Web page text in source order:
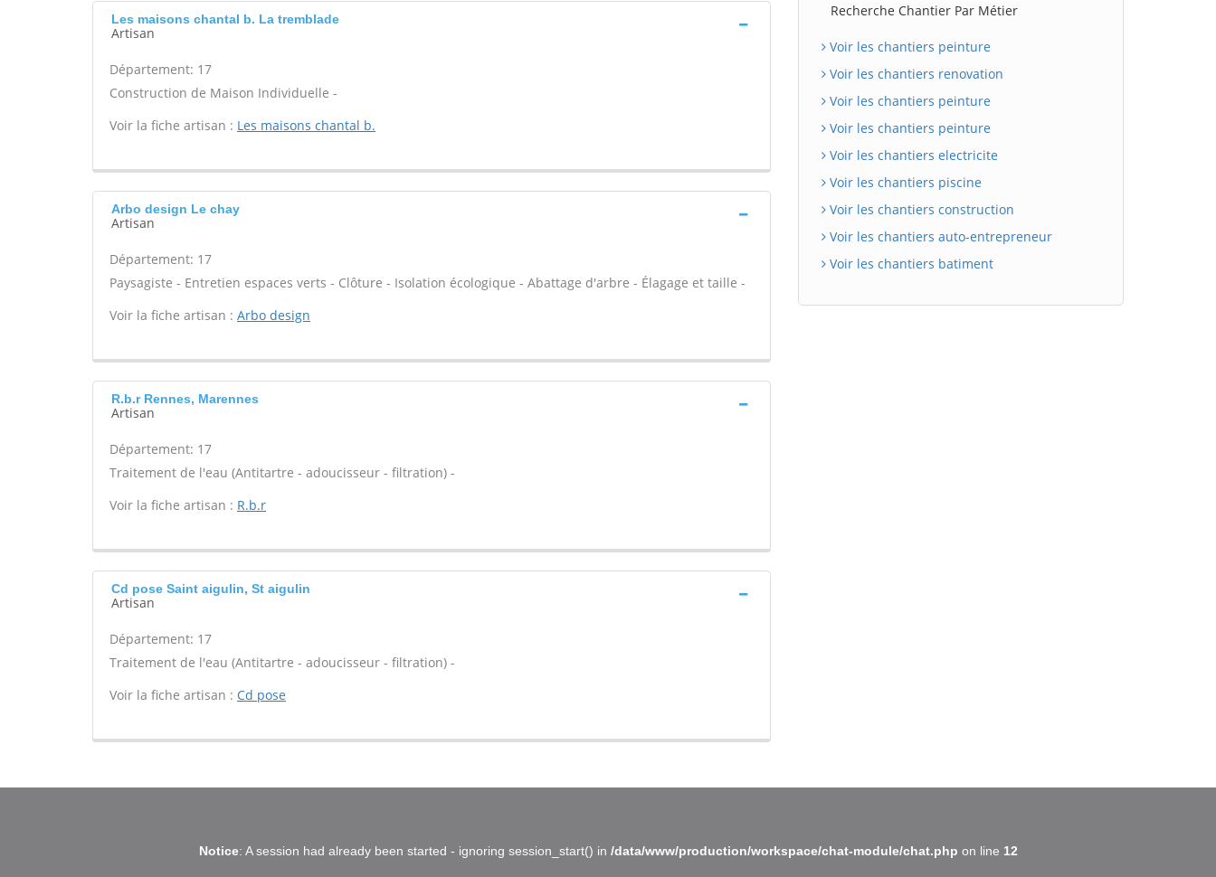
Les maisons chantal b. La tremblade
Artisan
Département: 17
Construction de Maison Individuelle -
Voir la fiche artisan : Les maisons chantal b.
Arbo design Le chay
Artisan
Département: 17
Paysagiste - Entretien espaces verts - Clôture - Isolation écologique - Abattage d'arbre - Élagage et taille -
Voir la fiche artisan : Arbo design
R.b.r Rennes, Marennes
Artisan
Département: 17
Traitement de l'eau (Antitartre - adoucisseur - filtration) -
Voir la fiche artisan : R.b.r
Cd pose Saint aigulin, St aigulin
Artisan
Département: 17
Traitement de l'eau (Antitartre - adoucisseur - filtration) -
Voir la fiche artisan : Cd pose
Recherche Chantier Par Métier
Voir les chantiers peinture
Voir les chantiers renovation
Voir les chantiers peinture
Voir les chantiers peinture
Voir les chantiers electricite
Voir les chantiers piscine
Voir les chantiers construction
Voir les chantiers auto-entrepreneur
Voir les chantiers batiment
Notice: A session had already been started - ignoring session_start() in /data/www/production/workspace/chat-module/chat.php on line 12